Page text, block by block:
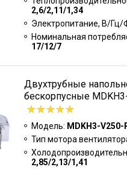
2,6/2,11/1,34
Электропитание, В/Гц/
Номинальная
17/12/7
Двухтрубные
бескорпусные
Модель: MDKH3-V250-
Тип мотора
2,85/2,13/1,41